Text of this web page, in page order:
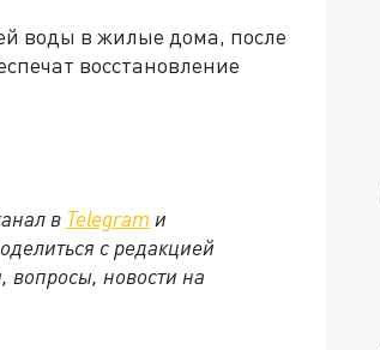
воды в жилые дома, после
восстановление
в Telegram и
с редакцией
новости на